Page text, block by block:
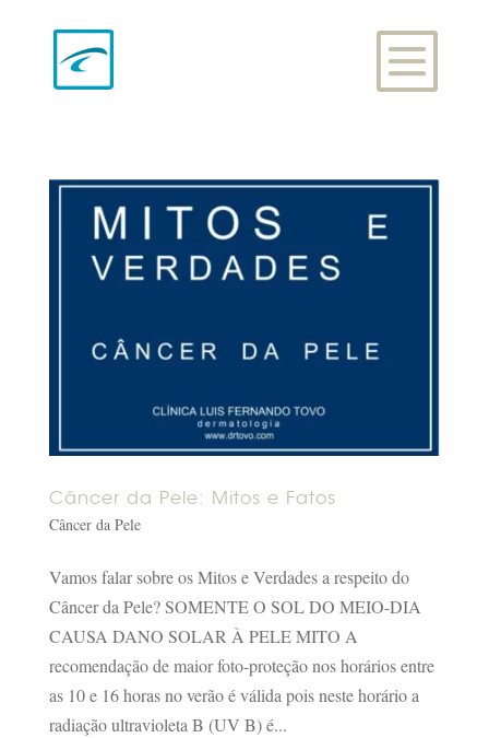
Câncer da Pele: Mitos e Fatos
Câncer da Pele
Vamos falar sobre os Mitos e Verdades a respeito do
Câncer da Pele? SOMENTE O SOL DO MEIO-DIA
CAUSA DANO SOLAR À PELE MITO A
recomendação de maior foto-proteção nos horários entre
as 10 e 16 horas no verão é válida pois neste horário a
radiação ultravioleta B (UV B) é...